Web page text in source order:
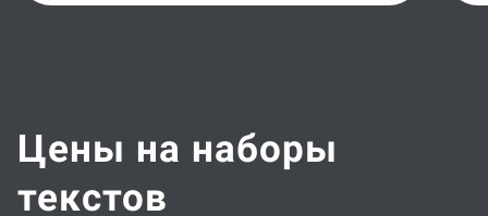
Цены на наборы
текстов